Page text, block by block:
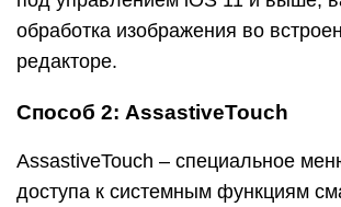
обработка изображения во
редакторе.
Способ 2: AssastiveTouch
AssastiveTouch – специальное
доступа к системным функциям